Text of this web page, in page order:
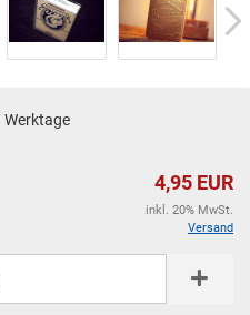
Werktage
4,95 EUR
inkl. 20% MwSt.
Versand